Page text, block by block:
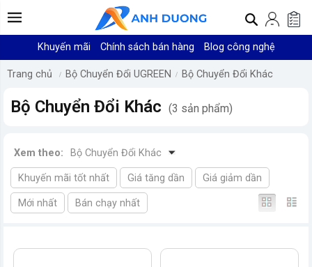
Khuyến mãi Chính sách bán hàng Blog công nghệ
Trang chủ Bộ Chuyển Đổi UGREEN Bộ Chuyển Đổi Khác
Bộ Chuyển Đổi Khác (3 sản phẩm)
Xem theo: Bộ Chuyển Đổi Khác
Khuyến mãi tốt nhất Giá tăng dần Giá giảm dần
Mới nhất Bán chạy nhất